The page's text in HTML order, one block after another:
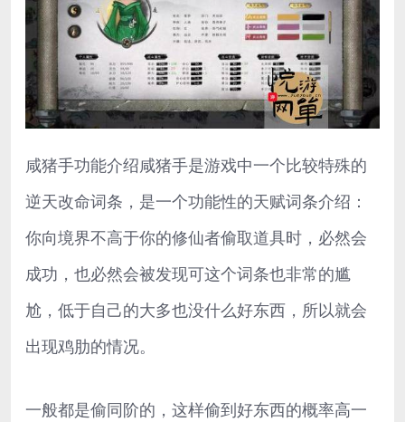
咸猪手功能介绍咸猪手是游戏中一个比较特殊的
逆天改命词条，是一个功能性的天赋词条介绍：
你向境界不高于你的修仙者偷取道具时，必然会
成功，也必然会被发现可这个词条也非常的尴
尬，低于自己的大多也没什么好东西，所以就会
出现鸡肋的情况。
一般都是偷同阶的，这样偷到好东西的概率高一